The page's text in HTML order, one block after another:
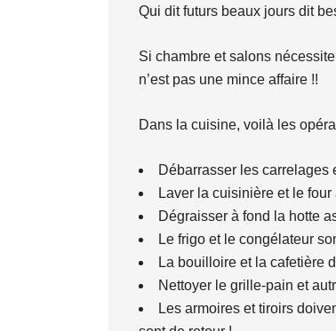
Qui dit futurs beaux jours dit
Si chambre et salons
n’est pas une mince affaire !!
Dans la cuisine, voilà les
Débarrasser les carrelages
Laver la cuisinière et le
Dégraisser à fond la hotte
Le frigo et le congélateur
La bouilloire et la cafetière
Nettoyer le grille-pain et
Les armoires et tiroirs